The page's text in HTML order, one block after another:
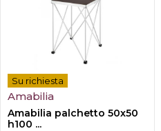
Su richiesta
Amabilia
Amabilia palchetto 50x50
h100 ...